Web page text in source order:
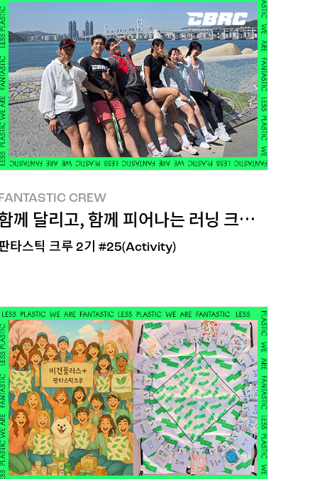
FANTASTIC CREW
한 활동
FANTASTIC CREW
CREW
께 달리고, 함께 피어나는 러닝 크루, [CBRC]
타스틱 크루 2기 #25(Activity)